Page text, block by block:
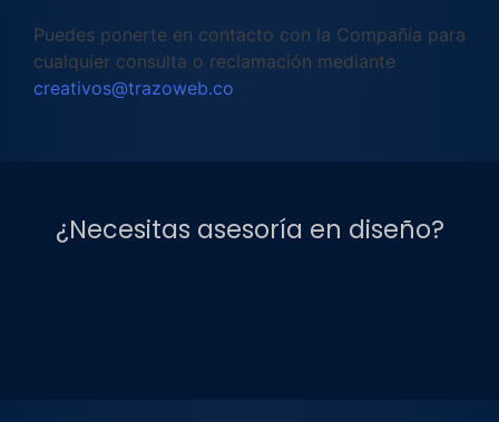
Puedes ponerte en contacto con la Compañía para
cualquier consulta o reclamación mediante
creativos@trazoweb.co
¿Necesitas asesoría en diseño?